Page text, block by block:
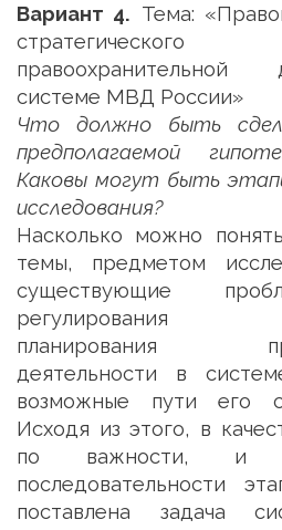
Вариант 4. Тема:
стратегического
системе МВД России»
Что должно быть
предполагаемой
Каковы могут быть
исследования?
Насколько можно
темы, предметом
существующие
регулирования
планирования
деятельности в
возможные пути его
Исходя из этого, в
по важности,
последовательности
поставлена задача